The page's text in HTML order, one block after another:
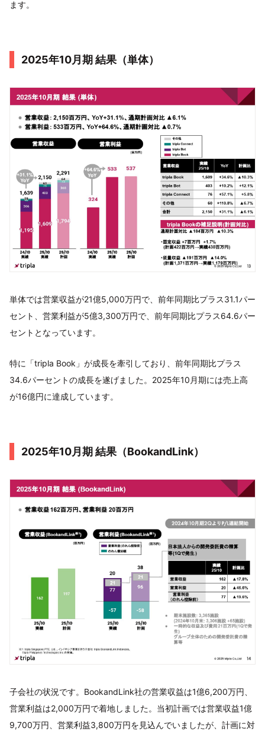
ます。
2025年10月期 結果（単体）
単体では営業収益が21億5,000万円で、前年同期比プラス31.1パー
セント、営業利益が5億3,300万円で、前年同期比プラス64.6パー
セントとなっています。
特に「tripla Book」が成長を牽引しており、前年同期比プラス
34.6パーセントの成長を遂げました。2025年10月期には売上高
が16億円に達成しています。
2025年10月期 結果（BookandLink）
子会社の状況です。BookandLink社の営業収益は1億6,200万円、
営業利益は2,000万円で着地しました。当初計画では営業収益1億
9,700万円、営業利益3,800万円を見込んでいましたが、計画に対